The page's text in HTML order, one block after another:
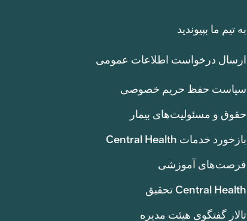
به تیم ما بپیوندید
ارسال درخواست اطلاعات عمومی
سیاست حفظ حریم خصوصی
حقوق و مسئولیت‌های بیمار
بازخورد خدمات Central Health
فرصت‌های آموزشی
Central Health تحقیق
تالار گفتگوی هیئت مدیره